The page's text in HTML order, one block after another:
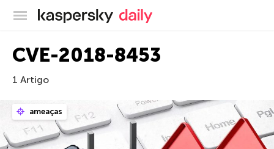
Blog oficial da Kaspersky
CVE-2018-8453
1 Artigo
ameaças